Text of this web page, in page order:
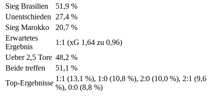
Sieg Brasilien
51,9 %
Unentschieden
27,4 %
Sieg Marokko
20,7 %
Erwartetes
Ergebnis
1:1 (xG 1,64 zu 0,96)
Ueber 2,5 Tore 48,2 %
Beide treffen
51,1 %
Top-Ergebnisse
1:1 (13,1 %), 1:0 (10,8 %), 2:0 (10,0 %), 2:1 (9,6
%), 0:0 (8,8 %)